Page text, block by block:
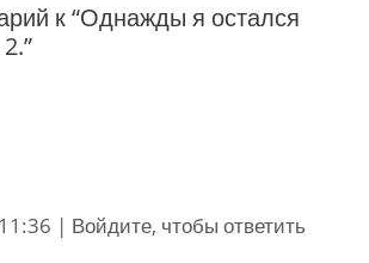
к “Однажды я остался
| Войдите, чтобы ответить